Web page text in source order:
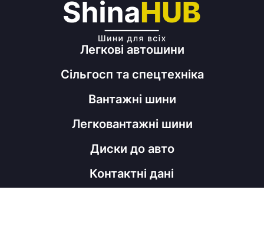
Легкові автошини
Сільгосп та спецтехніка
Вантажні шини
Легковантажні шини
Диски до авто
Контактні дані